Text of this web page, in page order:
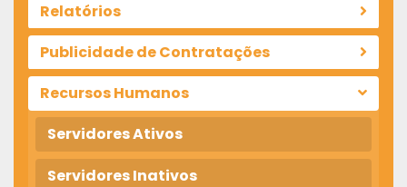
Relatórios
Publicidade de Contratações
Recursos Humanos
Servidores Ativos
Servidores Inativos